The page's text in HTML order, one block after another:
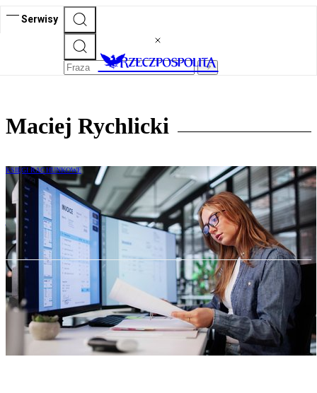
Serwisy
Maciej Rychlicki
KSIĘGI RACHUNKOWE
Wysyłka plików JPK_KR_PD – dlaczego
już trzeba zacząć przygotowania